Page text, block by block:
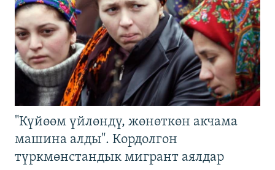
"Күйөөм үйлөндү, жөнөткөн акчама
машина алды". Кордолгон
түркмөнстандык мигрант аялдар